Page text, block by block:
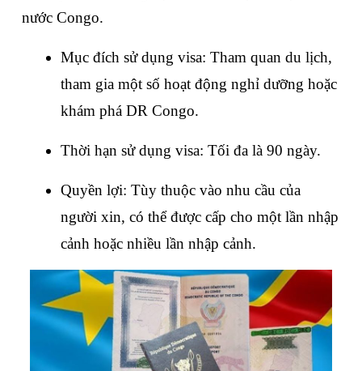
nước Congo.
Mục đích sử dụng visa: Tham quan du lịch,
tham gia một số hoạt động nghỉ dưỡng hoặc
khám phá DR Congo.
Thời hạn sử dụng visa: Tối đa là 90 ngày.
Quyền lợi: Tùy thuộc vào nhu cầu của
người xin, có thể được cấp cho một lần nhập
cảnh hoặc nhiều lần nhập cảnh.